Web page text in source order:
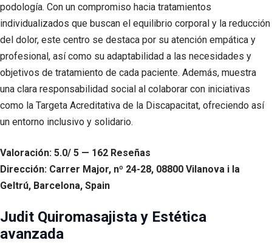
podología. Con un compromiso hacia tratamientos
individualizados que buscan el equilibrio corporal y la reducción
del dolor, este centro se destaca por su atención empática y
profesional, así como su adaptabilidad a las necesidades y
objetivos de tratamiento de cada paciente. Además, muestra
una clara responsabilidad social al colaborar con iniciativas
como la Targeta Acreditativa de la Discapacitat, ofreciendo así
un entorno inclusivo y solidario.
Valoración: 5.0/ 5 — 162 Reseñas
Dirección: Carrer Major, nº 24-28, 08800 Vilanova i la
Geltrú, Barcelona, Spain
Judit Quiromasajista y Estética
avanzada